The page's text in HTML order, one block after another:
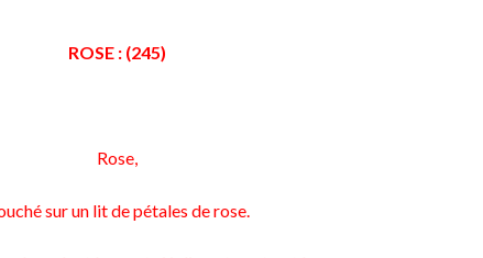
ROSE : (245)
Rose,
sur un lit de pétales de rose.